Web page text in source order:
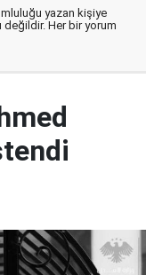
yazan kişiye
değildir. Her bir yorum